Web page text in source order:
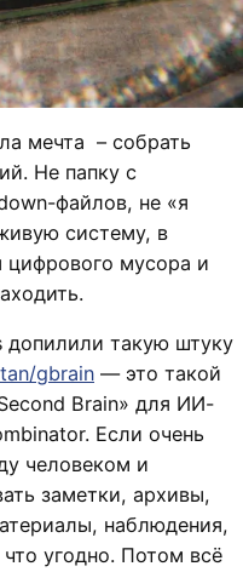
мечта – собрать
Не папку с
файлов, не «я
систему, в
мусора и
допилили такую штуку
gbrain — это такой
Brain» для ИИ-
Если очень
человеком и
заметки, архивы,
наблюдения,
угодно. Потом всё